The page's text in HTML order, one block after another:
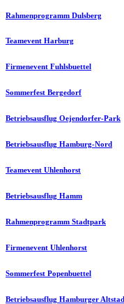
Rahmenprogramm Dulsberg
Teamevent Harburg
Firmenevent Fuhlsbuettel
Sommerfest Bergedorf
Betriebsausflug Oejendorfer-Park
Betriebsausflug Hamburg-Nord
Teamevent Uhlenhorst
Betriebsausflug Hamm
Rahmenprogramm Stadtpark
Firmenevent Uhlenhorst
Sommerfest Popenbuettel
Betriebsausflug Hamburger